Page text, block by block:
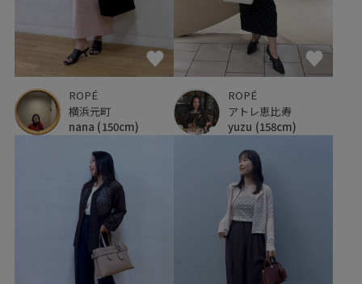
ROPÉ
横浜元町
nana (150cm)
ROPÉ
アトレ恵比寿
yuzu (158cm)